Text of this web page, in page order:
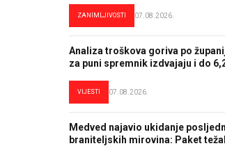
ZANIMLJIVOSTI 07.08.2026.
Analiza troškova goriva po
za puni spremnik izdvajaju i do
VIJESTI 07.08.2026.
Medved najavio ukidanje
braniteljskih mirovina: Paket